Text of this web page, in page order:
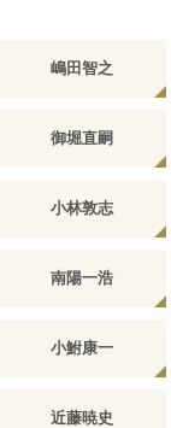
嶋田智之
御堀直嗣
小林敦志
南陽一浩
小鮒康一
近藤暁史